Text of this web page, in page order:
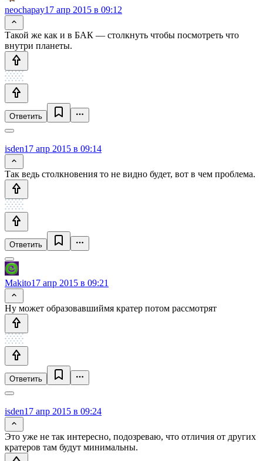
neochapay17 апр 2015 в 09:12
Такой же как и в БАК — столкнуть чтобы посмотреть что
внутри планеты.
Ответить
isden17 апр 2015 в 09:14
Так ведь столкновения то не видно будет, вот в чем проблема.
Ответить
Makito17 апр 2015 в 09:21
Ну может образовавшиймя кратер потом рассмотрят
Ответить
isden17 апр 2015 в 09:24
Это уже не так интересно, подозреваю, что отличия от других
кратеров там будут минимальны.